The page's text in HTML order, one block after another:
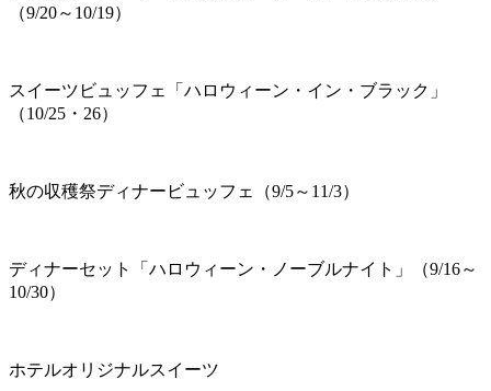
（9/20～10/19）
スイーツビュッフェ「ハロウィーン・イン・ブラック」
（10/25・26）
秋の収穫祭ディナービュッフェ（9/5～11/3）
ディナーセット「ハロウィーン・ノーブルナイト」（9/16～
10/30）
ホテルオリジナルスイーツ